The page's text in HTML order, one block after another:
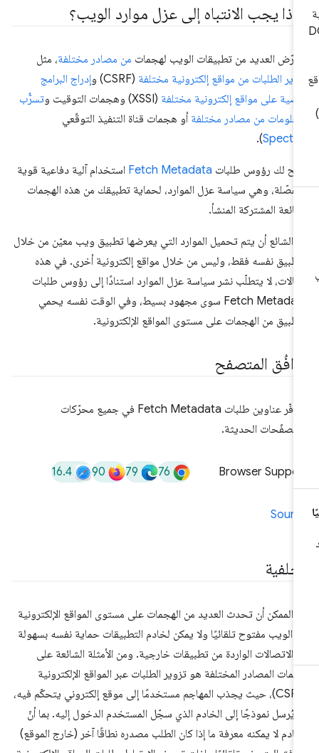
يجب الانتباه إلى عزل موارد الويب؟
العديد من تطبيقات الويب لهجماتمن مصادر مختلفة، مثل
الطلبات من مواقع إلكترونية مختلفة(CSRF) و
إدراج البرامج
على مواقع إلكترونية مختلفة(XSSI) وهجمات التوقيت و
تسرُّب
من مصادر مختلفةأو هجمات قناة التنفيذ التوقّعي
).
لك رؤوس طلباتFetch Metadataاستخدام آلية دفاعية قوية
وهي سياسة عزل الموارد، لحماية تطبيقك من هذه الهجمات
المشتركة المنشأ.
الشائع أن يتم تحميل الموارد التي يعرضها تطبيق ويب معيّن من خلال
نفسه فقط، وليس من خلال مواقع إلكترونية أخرى. في هذه
لا يتطلّب نشر سياسة عزل الموارد استنادًا إلى رؤوس طلبات
Fetch Metadata سوى مجهود بسيط، وفي الوقت نفسه يحمي
من الهجمات على مستوى المواقع الإلكترونية.
المتصفح
تتوفّر عناوين طلبات Fetch Metadata في جميع محرّكات
الحديثة.
Browser
76
79
90
16.4
الممكن أن تحدث العديد من الهجمات على مستوى المواقع الإلكترونية
الويب مفتوح تلقائيًا ولا يمكن لخادم التطبيقات حماية نفسه بسهولة
الاتصالات الواردة من تطبيقات خارجية. ومن الأمثلة الشائعة على
المصادر المختلفة هو تزوير الطلبات عبر المواقع الإلكترونية
(CSRF)، حيث يجذب المهاجم مستخدمًا إلى موقع إلكتروني يتحكّم فيه،
يُرسل نموذجًا إلى الخادم الذي سجّل المستخدم الدخول إليه. بما أنّ
لا يمكنه معرفة ما إذا كان الطلب مصدره نطاقًا آخر (خارج الموقع)